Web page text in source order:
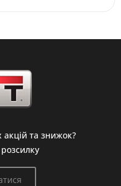
акцій та знижок?